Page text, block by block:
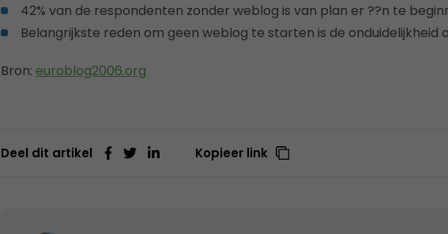
42% van de respondenten zonder weblog is van plan er ??n te
Belangrijkste reden om geen weblog te starten is de onduidelijkheid
Bron: euroblog2006.org
Deel dit artikel Kopieer link